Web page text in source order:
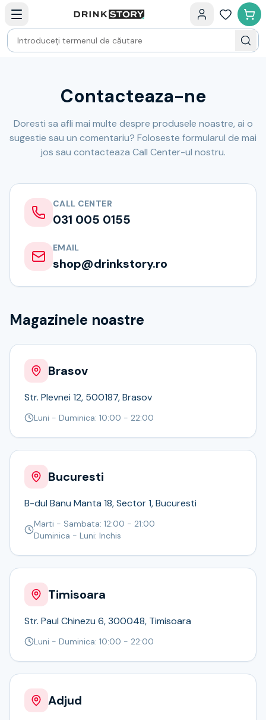
Bauturi fine — selectie
Produse Noi
Cosuri cadou
Riesling
Franta
Germania
Noua Zeelanda
Prosecco
Sampanie
Whisky
Irish
Bourbon
Blanded Japanese
Canadian
Coniac & Brandy
Vodka
Gin
Tequila
Lichior
Vermut & bitter
Traditionale
Soft Drinks
Ceai
BLACK FRIDAY
Bauturi fine selectie
Cumperi mai mult platesti mai putin
Garantie SGR
Bauturi reci
Despre noi
Contact
Livrare
Termeni si conditii
Politica de confidentialitate
Contacteaza-ne
Doresti sa afli mai multe despre produsele noastre, ai o
sugestie sau un comentariu? Foloseste formularul de mai
jos sau contacteaza Call Center-ul nostru.
CALL CENTER
031 005 0155
EMAIL
shop@drinkstory.ro
Magazinele noastre
Brasov
Str. Plevnei 12, 500187, Brasov
Luni - Duminica: 10:00 - 22:00
Bucuresti
B-dul Banu Manta 18, Sector 1, Bucuresti
Marti - Sambata: 12:00 - 21:00
Duminica - Luni: Inchis
Timisoara
Str. Paul Chinezu 6, 300048, Timisoara
Luni - Duminica: 10:00 - 22:00
Adjud